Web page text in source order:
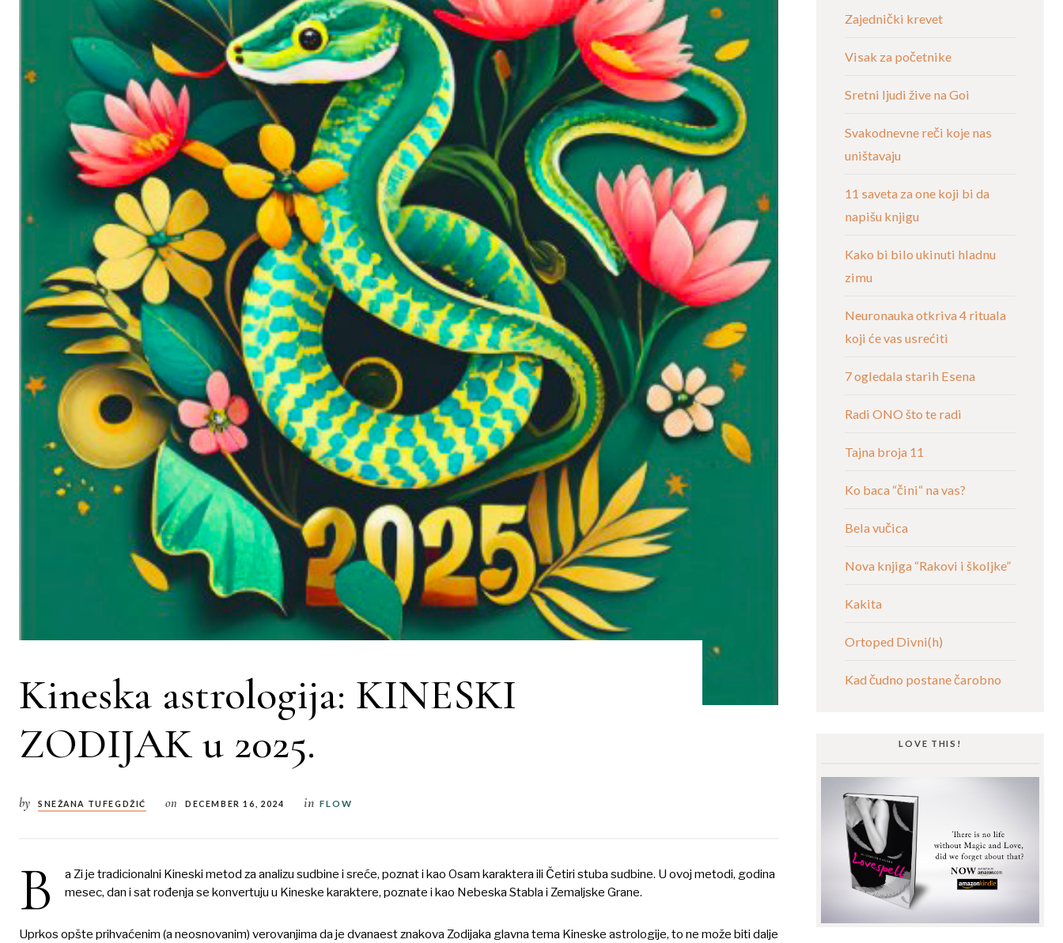
Kineska astrologija: KINESKI
ZODIJAK u 2025.
by SNEŽANA TUFEGDŽIĆ on DECEMBER 16, 2024 in FLOW
B
a Zi je tradicionalni Kineski metod za analizu sudbine i sreće, poznat i kao Osam karaktera ili Četiri stuba sudbine. U ovoj metodi, godina
mesec, dan i sat rođenja se konvertuju u Kineske karaktere, poznate i kao Nebeska Stabla i Zemaljske Grane.
Uprkos opšte prihvaćenim (a neosnovanim) verovanjima da je dvanaest znakova Zodijaka glavna tema Kineske astrologije, to ne može biti dalje
Zajednički krevet
Visak za početnike
Sretni ljudi žive na Goi
Svakodnevne reči koje nas
uništavaju
11 saveta za one koji bi da
napišu knjigu
Kako bi bilo ukinuti hladnu
zimu
Neuronauka otkriva 4 rituala
koji će vas usrećiti
7 ogledala starih Esena
Radi ONO što te radi
Tajna broja 11
Ko baca “čini“ na vas?
Bela vučica
Nova knjiga “Rakovi i školjke”
Kakita
Ortoped Divni(h)
Kad čudno postane čarobno
LOVE THIS!